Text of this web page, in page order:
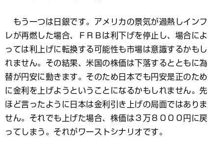
もう一つは日銀です。アメリカの景気が過熱しインフ
レが再燃した場合、ＦＲＢは利下げを停止し、場合によ
っては利上げに転換する可能性も市場は意識するかもし
れません。その結果、米国の株価は下落するとともに為
替が円安に動きます。そのため日本でも円安是正のため
に金利を上げようということになるかもしれません。先
ほど言ったように日本は金利引き上げの局面ではありま
せん。それでも上げた場合、株価は３万８０００円に戻
ってしまう。それがワーストシナリオです。